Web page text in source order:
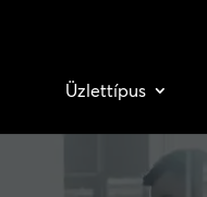
Üzlettípus